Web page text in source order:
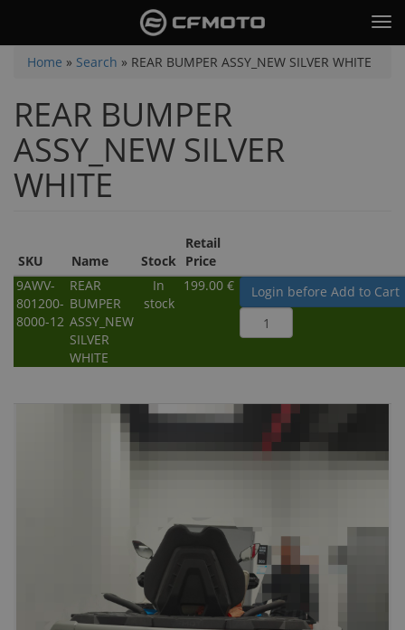
main
contentYou
here
Home » Search » REAR BUMPER ASSY_NEW SILVER WHITE
REAR BUMPER
ASSY_NEW SILVER
WHITE
SKU Name Stock
Retail
Price
9AWV-
801200-
8000-12
REAR
BUMPER
ASSY_NEW
SILVER
WHITE
In
stock
199.00 € Login before Add to Cart